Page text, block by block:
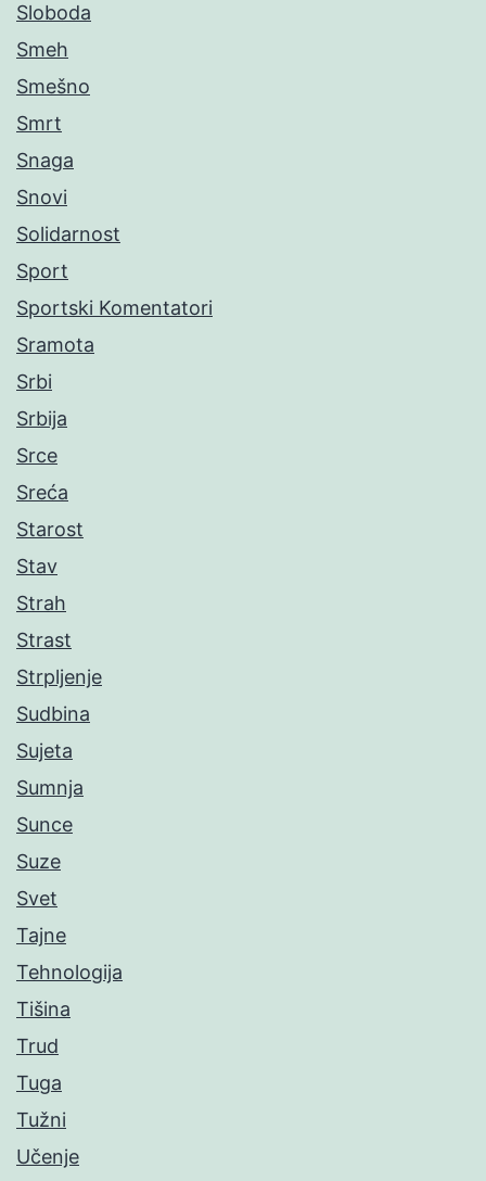
Sloboda
Smeh
Smešno
Smrt
Snaga
Snovi
Solidarnost
Sport
Sportski Komentatori
Sramota
Srbi
Srbija
Srce
Sreća
Starost
Stav
Strah
Strast
Strpljenje
Sudbina
Sujeta
Sumnja
Sunce
Suze
Svet
Tajne
Tehnologija
Tišina
Trud
Tuga
Tužni
Učenje